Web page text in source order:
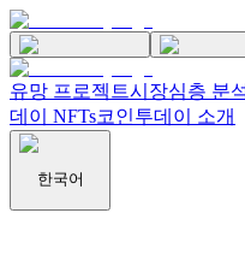
유망 프로젝트시장심층 분
데이 NFTs코인투데이 소개
한국어